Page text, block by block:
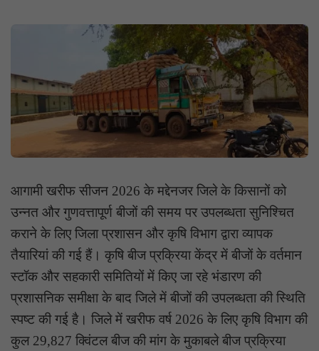
आगामी खरीफ सीजन 2026 के मद्देनजर जिले के किसानों को
उन्नत और गुणवत्तापूर्ण बीजों की समय पर उपलब्धता सुनिश्चित
कराने के लिए जिला प्रशासन और कृषि विभाग द्वारा व्यापक
तैयारियां की गई हैं। कृषि बीज प्रक्रिया केंद्र में बीजों के वर्तमान
स्टॉक और सहकारी समितियों में किए जा रहे भंडारण की
प्रशासनिक समीक्षा के बाद जिले में बीजों की उपलब्धता की स्थिति
स्पष्ट की गई है। जिले में खरीफ वर्ष 2026 के लिए कृषि विभाग की
कुल 29,827 क्विंटल बीज की मांग के मुकाबले बीज प्रक्रिया